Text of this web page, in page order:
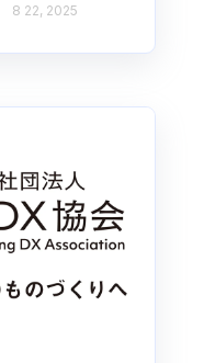
8 22, 2025